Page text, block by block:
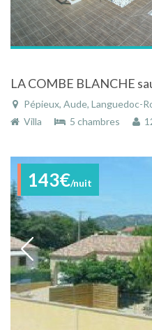
Pépieux, Aude, Languedoc-
Villa
5 chambres
143€/nuit